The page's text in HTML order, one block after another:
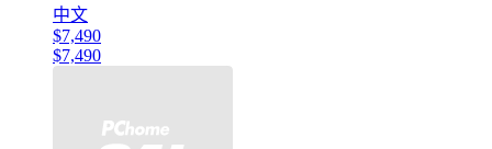
中文
$7,490
$7,490